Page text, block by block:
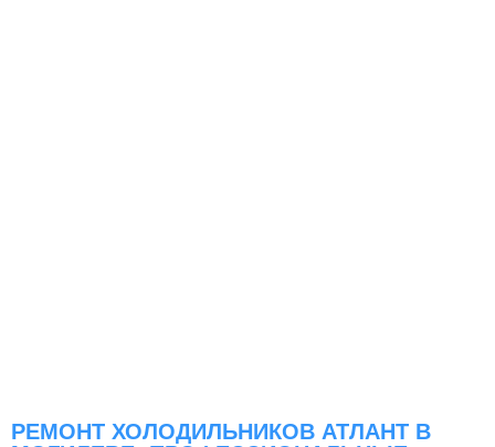
РЕМОНТ ХОЛОДИЛЬНИКОВ АТЛАНТ В